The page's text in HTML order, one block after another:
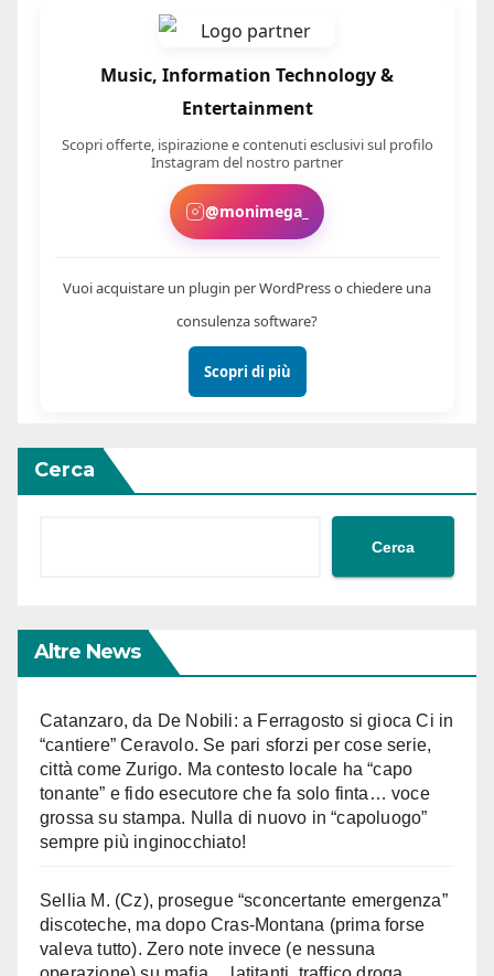
Cerca
Cerca
Altre News
Catanzaro, da De Nobili: a Ferragosto si gioca Ci in
“cantiere” Ceravolo. Se pari sforzi per cose serie,
città come Zurigo. Ma contesto locale ha “capo
tonante” e fido esecutore che fa solo finta… voce
grossa su stampa. Nulla di nuovo in “capoluogo”
sempre più inginocchiato!
Sellia M. (Cz), prosegue “sconcertante emergenza”
discoteche, ma dopo Cras-Montana (prima forse
valeva tutto). Zero note invece (e nessuna
Music, Information Technology &
Entertainment
Scopri offerte, ispirazione e contenuti esclusivi sul profilo
Instagram del nostro partner
@monimega_
Vuoi acquistare un plugin per WordPress o chiedere una
consulenza software?
Scopri di più